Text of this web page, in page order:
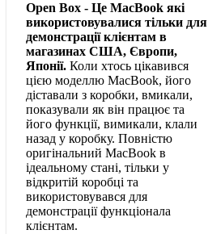
Open Box - Це MacBook які
використовувалися тільки для
демонстрації клієнтам в
магазинах США, Європи,
Японії. Коли хтось цікавився
цією моделлю MacBook, його
діставали з коробки, вмикали,
показували як він працює та
його функції, вимикали, клали
назад у коробку. Повністю
оригінальний MacBook в
ідеальному стані, тільки у
відкритій коробці та
використовувався для
демонстрації функціонала
клієнтам.